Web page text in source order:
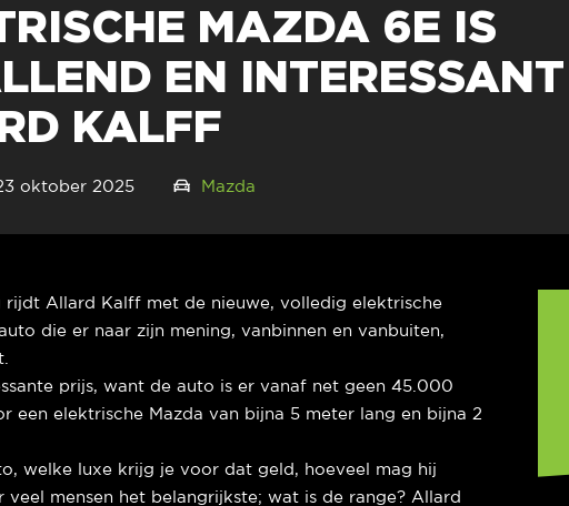
MAZDA 6E IS
EN INTERESSANT |
KALFF
oktober 2025 Mazda
rijdt Allard Kalff met de nieuwe, volledig elektrische
die er naar zijn mening, vanbinnen en vanbuiten,
prijs, want de auto is er vanaf net geen 45.000
een elektrische Mazda van bijna 5 meter lang en bijna 2
welke luxe krijg je voor dat geld, hoeveel mag hij
veel mensen het belangrijkste; wat is de range? Allard